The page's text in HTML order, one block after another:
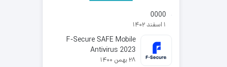
0000
1 اسفند 1402
F-Secure SAFE Mobile
Antivirus 2023
28 بهمن 1400